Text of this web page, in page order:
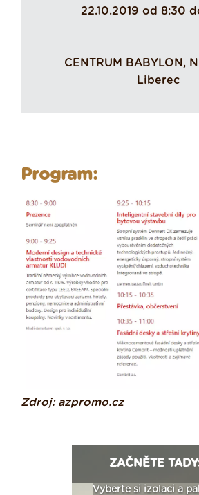
22.10.2019 od 8:30
CENTRUM BABYLON,
Liberec
Program:
Zdroj: azpromo.cz
ZAČNĚTE
Vyberte si izolaci a